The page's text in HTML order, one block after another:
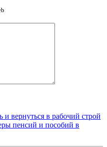
вернуться в рабочий строй
пенсий и пособий в